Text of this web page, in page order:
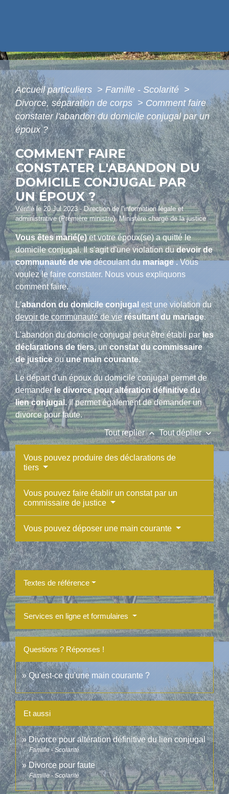
Accueil particuliers > Famille - Scolarité >
Divorce, séparation de corps > Comment faire
constater l'abandon du domicile conjugal par un
époux ?
COMMENT FAIRE
CONSTATER L'ABANDON DU
DOMICILE CONJUGAL PAR
UN ÉPOUX ?
Vérifié le 20 Jul 2023 - Direction de l'information légale et
administrative (Première ministre), Ministère chargé de la justice
Vous êtes marié(e)et votre époux(se) a quitté le
domicile conjugal. Il s'agit d'une violation dudevoir de
communauté de viedécoulant dumariage .Vous
voulez le faire constater. Nous vous expliquons
comment faire.
L'abandon du domicile conjugal est une violation du
devoir de communauté de vierésultant du mariage.
L'abandon du domicile conjugal peut être établi parles
déclarations de tiers,unconstat du commissaire
de justiceouune main courante.
Le départ d'un époux du domicile conjugal permet de
demanderle divorce pour altération définitive du
lien conjugal.Il permet également de demander un
divorce pour faute.
Tout replierkeyboard_arrow_up Tout déplierkeyboard_arrow_down
Vous pouvez produire des déclarations de
tiers
Vous pouvez faire établir un constat par un
commissaire de justice
Vous pouvez déposer une main courante
Textes de référence
Services en ligne et formulaires
Questions ? Réponses !
Qu'est-ce qu'une main courante ?
Et aussi
Divorce pour altération définitive du lien conjugal
Famille - Scolarité
Divorce pour faute
Famille - Scolarité